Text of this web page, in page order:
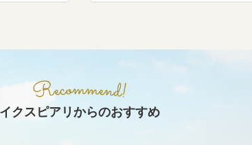
イクスピアリからのおすすめ